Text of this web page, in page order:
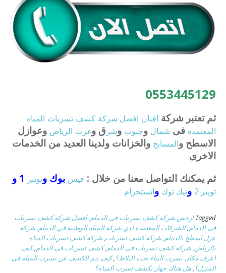
0553445129
ثم تعتبر شركة افنان افضل شركة كشف تسربات المياه
المعتمدة فى شمال وجنوب وشر ق وغرب الرياض وعوازل
الاسطح والمسابح والخزانات ولدينا العديد من الخدمات
الاخرى
ثم يمكنك التواصل معنا من خلال : فيس بوك وتويتر
تويتر 2 وتيك توك وانستجرام
Tagged ارخص شركة كشف تسربات فى الدمام,افضل شركة كشف تسربات
فى الدمام,الشركات المعتمدة لدي شركة المياه الوطنية في الدمام,شركة
عزل اسطح بالدمام,شركة كشف تسربات,شركة كشف تسربات المياه
بالرياض,شركة كشف تسربات فى الدمام,كشف تسربات فى الدمام,كيف
أعرف مكان تسرب الماء تحت البلاط؟,كيف يتم الكشف عن تسرب المياه في
المنزل؟,هل هناك جهاز يكشف تسرب المياه؟